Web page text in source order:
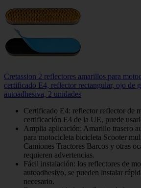
Cretassion 2 reflectores amarillos para
certificado E4, reflector rectangular, ojo de
autoadhesiva, 2 unidades
Certificado E4: reflector reflector de
certificación E4 de la UE, puede
Amplia aplicación: Amarillo trasero
para motocicleta bicicleta Scooter
Camiones Tractores Barcos y otras
requieren advertencias.
Fácil instalación: los reflectores de
autoadhesivo, se pueden instalar
necesario.